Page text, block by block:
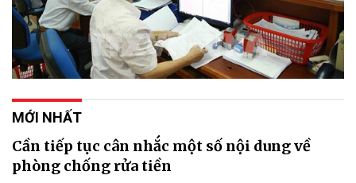
MỚI NHẤT
Cần tiếp tục cân nhắc một số nội dung về
phòng chống rửa tiền